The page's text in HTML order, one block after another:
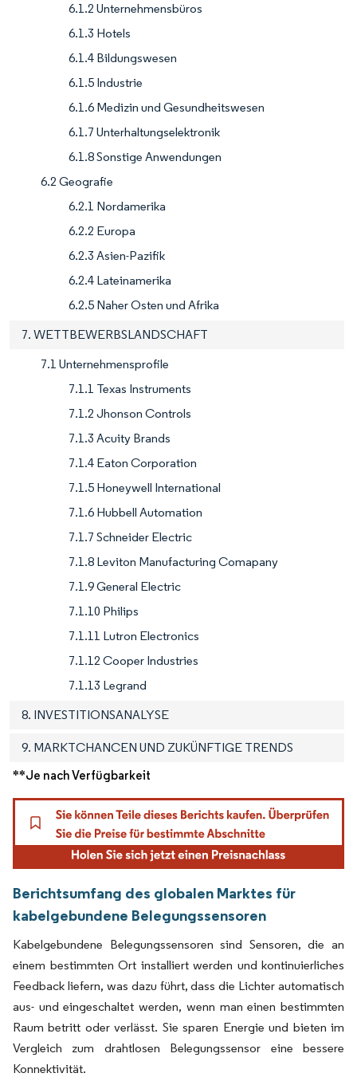
6.1.2 Unternehmensbüros
6.1.3 Hotels
6.1.4 Bildungswesen
6.1.5 Industrie
6.1.6 Medizin und Gesundheitswesen
6.1.7 Unterhaltungselektronik
6.1.8 Sonstige Anwendungen
6.2 Geografie
6.2.1 Nordamerika
6.2.2 Europa
6.2.3 Asien-Pazifik
6.2.4 Lateinamerika
6.2.5 Naher Osten und Afrika
7. WETTBEWERBSLANDSCHAFT
7.1 Unternehmensprofile
7.1.1 Texas Instruments
7.1.2 Jhonson Controls
7.1.3 Acuity Brands
7.1.4 Eaton Corporation
7.1.5 Honeywell International
7.1.6 Hubbell Automation
7.1.7 Schneider Electric
7.1.8 Leviton Manufacturing Comapany
7.1.9 General Electric
7.1.10 Philips
7.1.11 Lutron Electronics
7.1.12 Cooper Industries
7.1.13 Legrand
8. INVESTITIONSANALYSE
9. MARKTCHANCEN UND ZUKÜNFTIGE TRENDS
**Je nach Verfügbarkeit
Berichtsumfang des globalen Marktes für
kabelgebundene Belegungssensoren
Kabelgebundene Belegungssensoren sind Sensoren, die an
einem bestimmten Ort installiert werden und kontinuierliches
Feedback liefern, was dazu führt, dass die Lichter automatisch
aus- und eingeschaltet werden, wenn man einen bestimmten
Raum betritt oder verlässt. Sie sparen Energie und bieten im
Vergleich zum drahtlosen Belegungssensor eine bessere
Konnektivität.